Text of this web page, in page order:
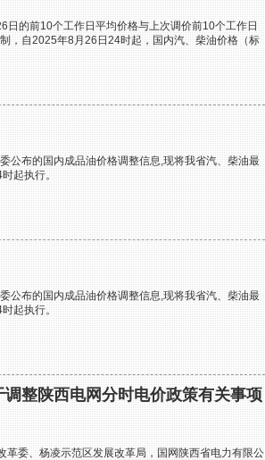
的前10个工作日平均价格与上次调价前10个工作日
，自2025年8月26日24时起，国内汽、柴油价格（标
公布的国内成品油价格调整信息,现将我省汽、柴油最
起执行。
公布的国内成品油价格调整信息,现将我省汽、柴油最
起执行。
整陕西电网分时电价政策有关事项
委、杨凌示范区发展改革局，国网陕西省电力有限公